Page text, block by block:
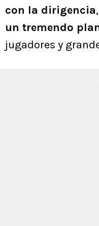
con la dirigencia
un tremendo
jugadores y